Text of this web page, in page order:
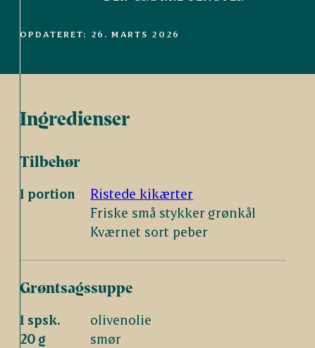
OPDATERET: 26. MARTS 2026
Ingredienser
Tilbehør
1 portion
Ristede kikærter
Friske små stykker grønkål
Kværnet sort peber
Grøntsagssuppe
1 spsk.
olivenolie
20 g
smør